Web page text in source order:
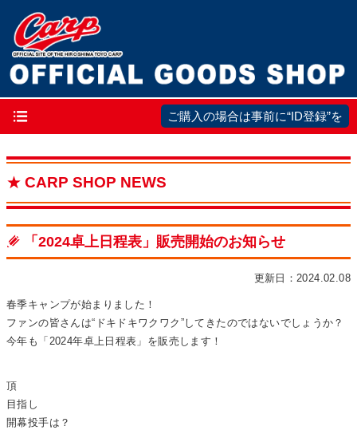
メ
イ
ン
ナ
ビ
ゲ
ー
ョ
ン
ご購入の場合は事前に“ID登録”を
CARP SHOP NEWS
「2024卓上日程表」販売開始のお知らせ
更新日：2024.02.08
春季キャンプが始まりました！
ファンの皆さんは“ドキドキワクワク”してきたのではないでしょうか？
今年も「2024年卓上日程表」を販売します！
頂
目指し
開幕投手は？